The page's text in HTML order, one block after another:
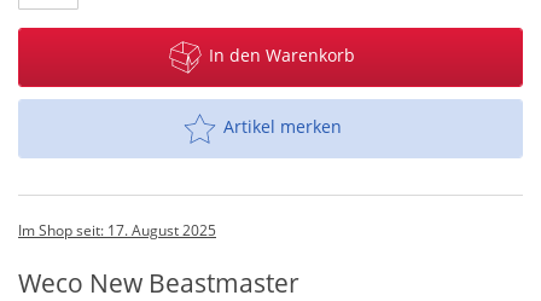
In den Warenkorb
Artikel merken
Im Shop seit: 17. August 2025
Weco New Beastmaster